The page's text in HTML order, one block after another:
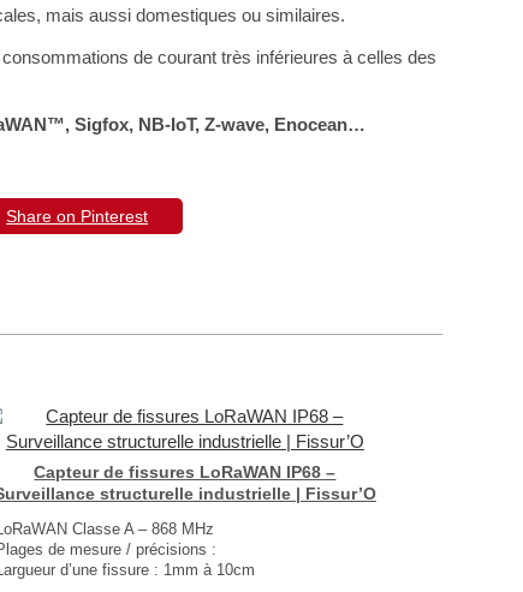
mais aussi domestiques ou similaires.
de courant très inférieures à celles des
Sigfox, NB-IoT, Z-wave, Enocean…
Share on Pinterest
Capteur de fissures LoRaWAN IP68 –
structurelle industrielle | Fissur’O
Classe A – 868 MHz
de mesure / précisions :
d’une fissure : 1mm à 10cm